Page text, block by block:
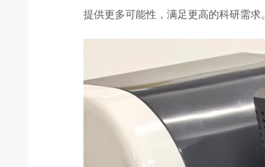
提供更多可能性，满足更高的科研需求。